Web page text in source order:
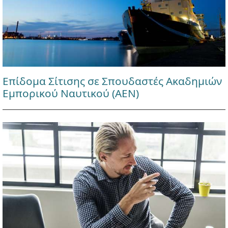
Επίδομα Σίτισης σε Σπουδαστές Ακαδημιών
Εμπορικού Ναυτικού (ΑΕΝ)